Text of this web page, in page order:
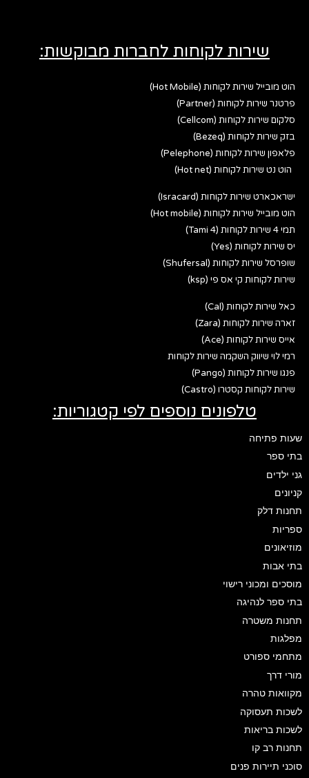
שירות לקוחות לחברות מבוקשות:
הוט מובייל שירות לקוחות (Hot Mobile)
פרטנר שירות לקוחות (Partner)
סלקום שירות לקוחות (Cellcom)
בזק שירות לקוחות (Bezeq)
פלאפון שירות לקוחות (Pelephone)
הוט נט שירות לקוחות (Hot net)
ישראכארט שירות לקוחות (Isracard)
הוט מובייל שירות לקוחות (Hot mobile)
תמי 4 שירות לקוחות (Tami 4)
יס שירות לקוחות (Yes)
שופרסל שירות לקוחות (Shufersal)
שירות לקוחות קי אס פי (ksp)
כאל שירות לקוחות (Cal)
זארה שירות לקוחות (Zara)
אייס שירות לקוחות (Ace)
רמי לוי שיווק השקמה שירות לקוחות
פנגו שירות לקוחות (Pango)
שירות לקוחות קסטרו (Castro)
טלפונים נוספים לפי קטגוריות:
שעות פתיחה
בתי ספר
גני ילדים
קניונים
תחנות דלק
ספריות
מוזיאונים
בתי אבות
מוסכים ומכוני רישוי
בתי ספר לנהיגה
תחנות משטרה
מפלגות
מתחמי ספורט
מורי דרך
מקוואות טהרה
לשכות תעסוקה
לשכות בריאות
תחנות רב קו
סוכני תיירות פנים